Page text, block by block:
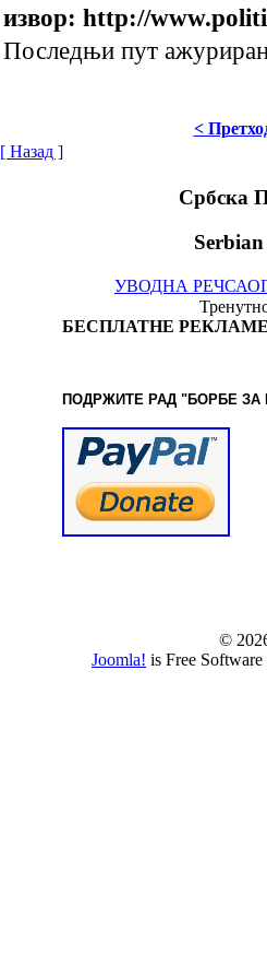
извор: http://
Последњи пут
<
[ Назад ]
Србска
УВОДНА РЕЧ
БЕСПЛАТНЕ
ПОДРЖИТЕ РАД "БОРБЕ ЗА
©
Joomla! is Free